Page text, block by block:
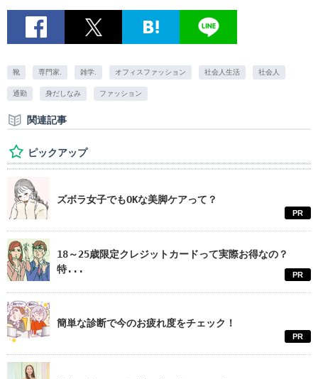
靴 専門家. 雑学. オフィスファッション 社会人生活 社会人
通勤 身だしなみ ファッション
関連記事
ピックアップ
ズボラ女子でもOKな美脚ケアって？
PR
18～25歳限定クレジットカードって実際お得なの？
特...
PR
簡単な診断で今のお疲れ度をチェック！
PR